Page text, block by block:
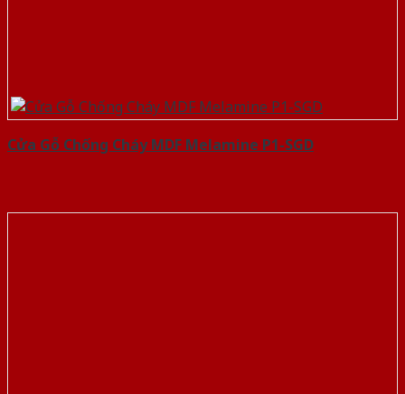
Cửa Gỗ Chống Cháy MDF Melamine P1-SGD